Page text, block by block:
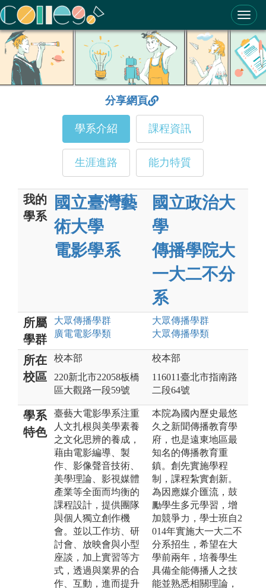
ColleGo! 大學選才與高中育才輔助系統
分享網頁
學系介紹 課程資訊
生涯進路 能力特質
我的
學系
國立臺灣藝
術大學
電影學系
國立政治大
學
傳播學院大
一大二不分
系
所屬
學群
大眾傳播學群
廣電電影學類
大眾傳播學群
大眾傳播學類
所在
校區
校本部
220新北市22058板橋
區大觀路一段59號
校本部
116011臺北市指南路
二段64號
學系
特色
臺藝大電影學系注重
人文扎根與美學素養
之文化思辨的養成，
藉由電影編導、製
作、影像聲音技術、
美學理論、影視媒體
產業等全面而均衡的
課程設計，提供團隊
與個人獨立創作機
會。並以工作坊、研
討會、放映會與小型
座談，加上實習等方
式，透過與業界的合
作、互動，進而提升
本院為國內歷史最悠
久之新聞傳播教育學
府，也是遠東地區最
知名的傳播教育重
鎮。創先實施學程
制，課程紮實創新。
為因應媒介匯流，鼓
勵學生多元學習，增
加競爭力，學士班自2
014年實施大一大二不
分系招生，希望在大
學前兩年，培養學生
具備全能傳播人之技
能並熟悉相關理論，